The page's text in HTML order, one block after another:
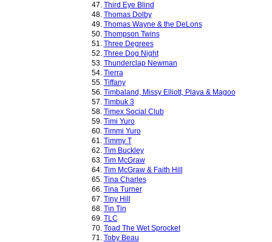
47. Third Eye Blind
48. Thomas Dolby
49. Thomas Wayne & the DeLons
50. Thompson Twins
51. Three Degrees
52. Three Dog Night
53. Thunderclap Newman
54. Tierra
55. Tiffany
56. Timbaland, Missy Elliott, Playa & Magoo
57. Timbuk 3
58. Timex Social Club
59. Timi Yuro
60. Timmi Yuro
61. Timmy T
62. Tim Buckley
63. Tim McGraw
64. Tim McGraw & Faith Hill
65. Tina Charles
66. Tina Turner
67. Tiny Hill
68. Tin Tin
69. TLC
70. Toad The Wet Sprocket
71. Toby Beau